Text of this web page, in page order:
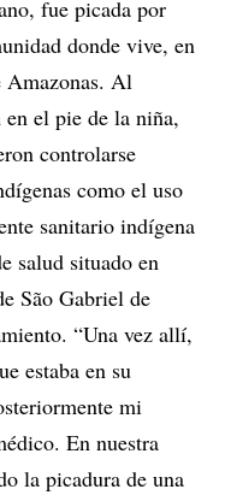
fue picada por
donde vive, en
Amazonas. Al
el pie de la niña,
controlarse
como el uso
sanitario indígena
salud situado en
São Gabriel de
“Una vez allí,
estaba en su
mi
En nuestra
la picadura de una